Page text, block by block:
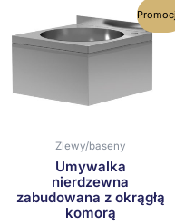
Zlewy/baseny
Umywalka
nierdzewna
zabudowana z okrągłą
komorą
Ten
ma